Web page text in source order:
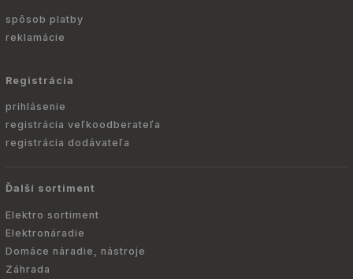
spôsob platby
reklamácie
Registrácia
prihlásenie
registrácia veľkoodberateľa
registrácia dodávateľa
Ďalší sortiment
Elektro sortiment
Elektronáradie
Domáce náradie, nástroje
Záhrada